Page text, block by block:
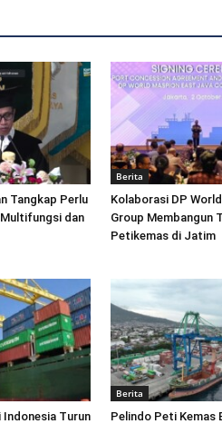
Tangkap Perlu
dan
Berita
Kolaborasi DP
Group Membangun
Petikemas di Jatim
Turun
Berita
Pelindo Peti Kemas